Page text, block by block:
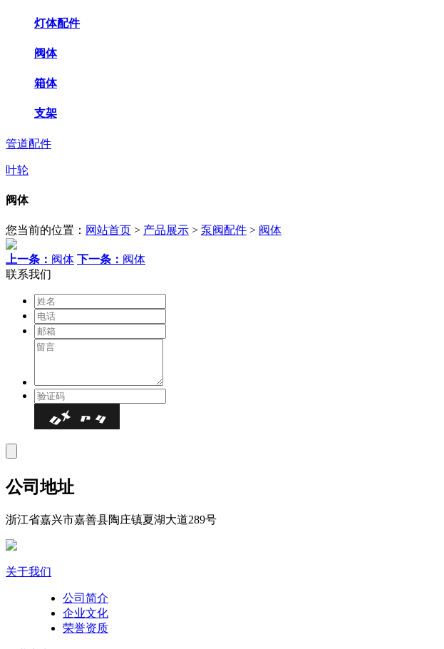
灯体配件
阀体
箱体
支架
管道配件
叶轮
阀体
您当前的位置： 网站首页 > 产品展示 > 泵阀配件 > 阀体
上一条： 阀体 下一条： 阀体
联系我们
公司地址
浙江省嘉兴市嘉善县陶庄镇夏湖大道289号
关于我们
公司简介
企业文化
荣誉资质